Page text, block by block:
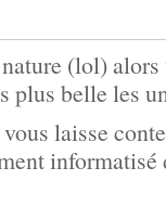
(lol)
belle les
laisse